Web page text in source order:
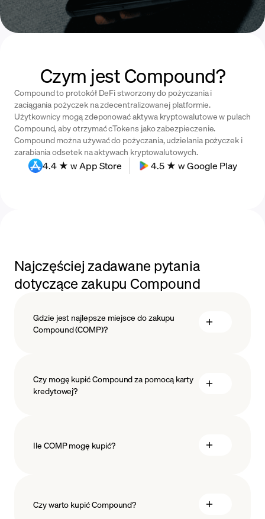
Czym jest Compound?
Compound to protokół DeFi stworzony do pożyczania i
zaciągania pożyczek na zdecentralizowanej platformie.
Użytkownicy mogą zdeponować aktywa kryptowalutowe w pulach
Compound, aby otrzymać cTokens jako zabezpieczenie.
Compound można używać do pożyczania, udzielania pożyczek i
zarabiania odsetek na aktywach kryptowalutowych.
4.4 ★ w App Store 4.5 ★ w Google Play
Najczęściej zadawane pytania
dotyczące zakupu Compound
Gdzie jest najlepsze miejsce do zakupu
Compound (COMP)?
Czy mogę kupić Compound za pomocą karty
kredytowej?
Ile COMP mogę kupić?
Czy warto kupić Compound?